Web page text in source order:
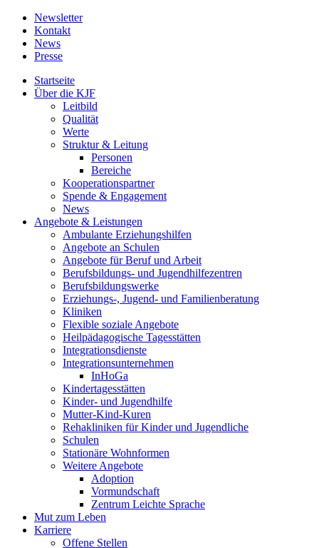
Newsletter
Kontakt
News
Presse
Startseite
Über die KJF
Leitbild
Qualität
Werte
Struktur & Leitung
Personen
Bereiche
Kooperationspartner
Spende & Engagement
News
Angebote & Leistungen
Ambulante Erziehungshilfen
Angebote an Schulen
Angebote für Beruf und Arbeit
Berufsbildungs- und Jugendhilfezentren
Berufsbildungswerke
Erziehungs-, Jugend- und Familienberatung
Kliniken
Flexible soziale Angebote
Heilpädagogische Tagesstätten
Integrationsdienste
Integrationsunternehmen
InHoGa
Kindertagesstätten
Kinder- und Jugendhilfe
Mutter-Kind-Kuren
Rehakliniken für Kinder und Jugendliche
Schulen
Stationäre Wohnformen
Weitere Angebote
Adoption
Vormundschaft
Zentrum Leichte Sprache
Mut zum Leben
Karriere
Offene Stellen